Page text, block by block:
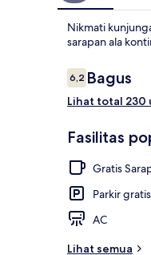
Nikmati
sarapan ala
Ulasan
6,26,2 dari 10
Bagus
Lihat total 230
Fasilitas
Gratis
Parkir gratis
AC
Lihat semua